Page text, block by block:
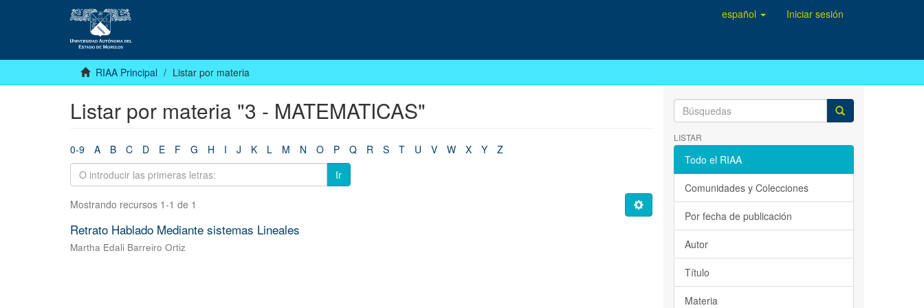
español Iniciar sesión
RIAA Principal Listar por materia
Listar por materia "3 - MATEMATICAS"
0-9 A B C D E F G H I J K L M N O P Q R S T U V W X Y
Z
Ir
Mostrando recursos 1-1 de 1
Retrato Hablado Mediante sistemas Lineales
Martha Edali Barreiro Ortiz
LISTAR
Todo el RIAA
Comunidades y Colecciones
Por fecha de publicación
Autor
Título
Materia